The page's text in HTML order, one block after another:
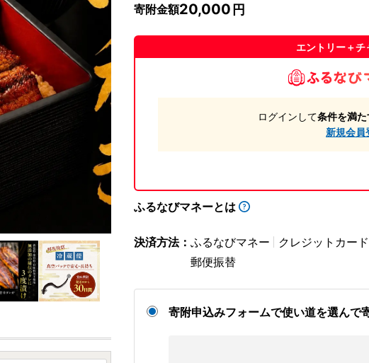
寄附金額20,000
エントリー＋
ログインして条件を満
新規会員
ふるなびマネーとは
決済方法： ふるなびマネー
クレジットカード
郵便振替
寄附申込みフォームで使い道を選んで